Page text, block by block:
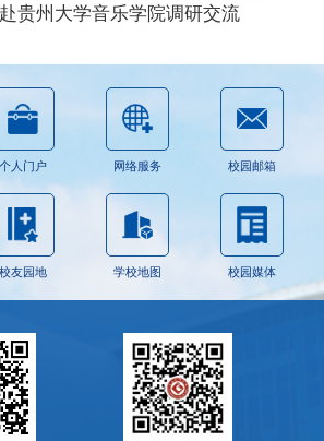
贵州大学音乐学院调研交流
个人门户 网络服务 校园邮箱
校友园地 学校地图 校园媒体